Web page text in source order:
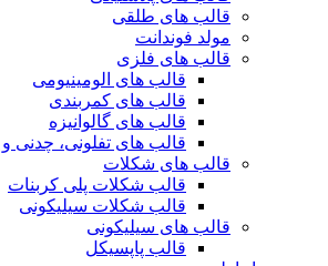
قالب های طلقی
مولد فوندانت
قالب های فلزی
قالب های الومینیومی
قالب های کمربندی
قالب های گالوانیزه
قالب های تفلونی، چدنی و
قالب های شکلات
قالب شکلات پلی کربنات
قالب شکلات سیلیکونی
قالب های سیلیکونی
قالب پاپسیکل